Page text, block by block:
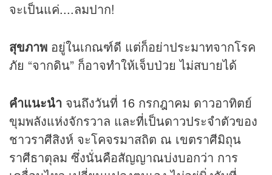
จะเป็นแค่....ลมปาก!
สุขภาพ อยู่ในเกณฑ์ดี แต่ก็อย่าประมาทจากโรค
ภัย “จากดิน” ก็อาจทำให้เจ็บป่วย ไม่สบายได้
คำแนะนำ จนถึงวันที่ 16 กรกฎาคม ดาวอาทิตย์
ขุมพลังแห่งจักรวาล และที่เป็นดาวประจำตัวของ
ชาวราศีสิงห์ จะโคจรมาสถิต ณ เขตราศีมิถุน
ราศีธาตุลม ซึ่งนั่นคือสัญญาณบ่งบอกว่า การ